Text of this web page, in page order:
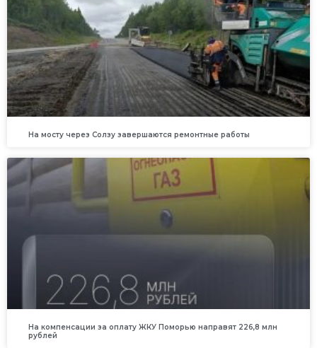
На мосту через Солзу завершаются ремонтные работы
На компенсации за оплату ЖКУ Поморью направят 226,8 млн
рублей